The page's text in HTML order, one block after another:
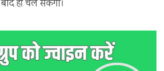
ही चल सकेगा।